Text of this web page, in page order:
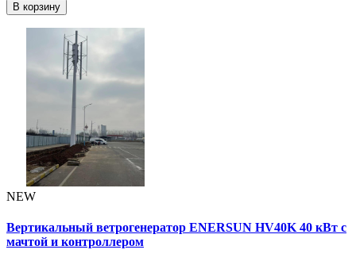
В корзину
NEW
Вертикальный ветрогенератор ENERSUN HV40K 40 кВт с
мачтой и контроллером